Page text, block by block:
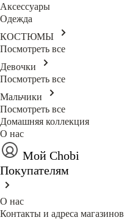
Аксессуары
Одежда
КОСТЮМЫ
Посмотреть все
Девочки
Посмотреть все
Мальчики
Посмотреть все
Домашняя коллекция
О нас
Мой Chobi
Покупателям
О нас
Контакты и адреса магазинов